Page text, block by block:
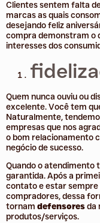
Clientes sentem falta
marcas as quais
desejando feliz
compra demonstram o
interesses dos
Quem nunca ouviu ou
excelente. Você tem
Naturalmente,
empresas que nos
o bom relacionamento
negócio de sucesso.
Quando o atendimento
garantida. Após a
contato e estar sempre
compradores, dessa
tornam defensoresda
produtos/serviços.